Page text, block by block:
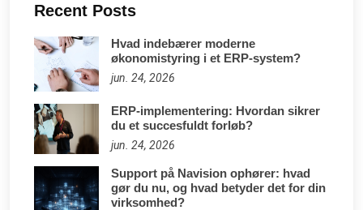
Recent Posts
Hvad indebærer moderne
økonomistyring i et ERP-system?
jun. 24, 2026
ERP-implementering: Hvordan sikrer
du et succesfuldt forløb?
jun. 24, 2026
Support på Navision ophører: hvad
gør du nu, og hvad betyder det for din
virksomhed?